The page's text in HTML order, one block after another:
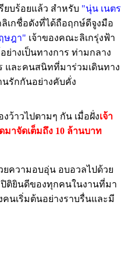
ยบร้อยแล้ว สำหรับ "นุ่น เนตร
ลิเกชื่อดังที่ได้ถือฤกษ์ดีจูงมือ
ษฎา" เจ้าของคณะลิเกรุ่งฟ้า
ย่างเป็นทางการ ท่ามกลาง
และคนสนิทที่มาร่วมเดินทาง
รักกันอย่างคับคั่ง
ว้าวไปตามๆ กัน เมื่อฝั่งเจ้า
าจัดเต็มถึง 10 ล้านบาท
ยความอบอุ่น อบอวลไปด้วย
ติยินดีของทุกคนในงานที่มา
นเริ่มต้นอย่างราบรื่นและมี